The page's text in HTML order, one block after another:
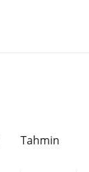
Tahmin